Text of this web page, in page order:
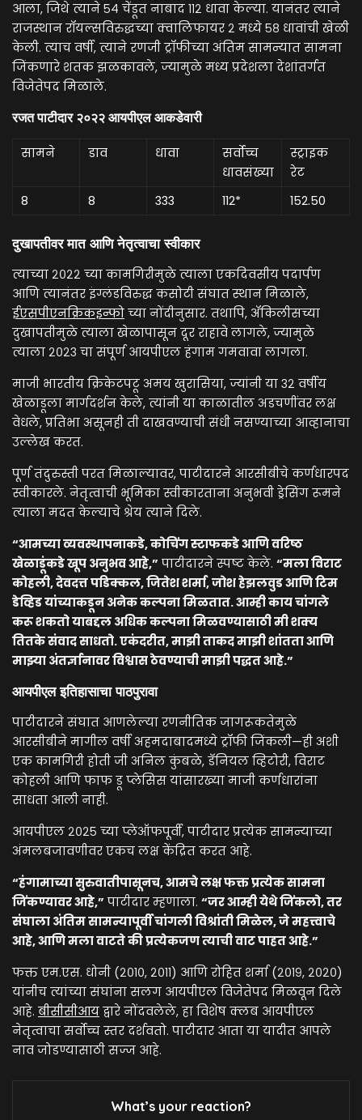
आला, जिथे त्याने ५४ चेंडूत नाबाद ११२ धावा केल्या. यानंतर त्याने
राजस्थान रॉयल्सविरुद्धच्या क्वालिफायर २ मध्ये ५८ धावांची खेळी
केली. त्याच वर्षी, त्याने रणजी ट्रॉफीच्या अंतिम सामन्यात सामना
जिंकणारे शतक झळकावले, ज्यामुळे मध्य प्रदेशला देशांतर्गत
विजेतेपद मिळाले.
रजत पाटीदार २०२२ आयपीएल आकडेवारी
सामने डाव धावा
सर्वोच्च
धावसंख्या
स्ट्राइक
रेट
8
8 333 112* 152.50
दुखापतीवर मात आणि नेतृत्वाचा स्वीकार
त्याच्या २०२२ च्या कामगिरीमुळे त्याला एकदिवसीय पदार्पण
आणि त्यानंतर इंग्लंडविरुद्ध कसोटी संघात स्थान मिळाले,
ईएसपीएनक्रिकइन्फो च्या नोंदीनुसार. तथापि, ॲकिलीसच्या
दुखापतीमुळे त्याला खेळापासून दूर राहावे लागले, ज्यामुळे
त्याला २०२३ चा संपूर्ण आयपीएल हंगाम गमवावा लागला.
माजी भारतीय क्रिकेटपटू अमय खुरासिया, ज्यांनी या ३२ वर्षीय
खेळाडूला मार्गदर्शन केले, त्यांनी या काळातील अडचणींवर लक्ष
वेधले, प्रतिभा असूनही ती दाखवण्याची संधी नसण्याच्या आव्हानाचा
उल्लेख करत.
पूर्ण तंदुरुस्ती परत मिळाल्यावर, पाटीदारने आरसीबीचे कर्णधारपद
स्वीकारले. नेतृत्वाची भूमिका स्वीकारताना अनुभवी ड्रेसिंग रूमने
त्याला मदत केल्याचे श्रेय त्याने दिले.
“आमच्या व्यवस्थापनाकडे, कोचिंग स्टाफकडे आणि वरिष्ठ
खेळाडूंकडे खूप अनुभव आहे,” पाटीदारने स्पष्ट केले. “मला विराट
कोहली, देवदत्त पडिक्कल, जितेश शर्मा, जोश हेझलवुड आणि टिम
डेव्हिड यांच्याकडून अनेक कल्पना मिळतात. आम्ही काय चांगले
करू शकतो याबद्दल अधिक कल्पना मिळवण्यासाठी मी शक्य
तितके संवाद साधतो. एकंदरीत, माझी ताकद माझी शांतता आणि
माझ्या अंतर्ज्ञानावर विश्वास ठेवण्याची माझी पद्धत आहे.”
आयपीएल इतिहासाचा पाठपुरावा
पाटीदारने संघात आणलेल्या रणनीतिक जागरूकतेमुळे
आरसीबीने मागील वर्षी अहमदाबादमध्ये ट्रॉफी जिंकली—ही अशी
एक कामगिरी होती जी अनिल कुंबळे, डॅनियल व्हिटोरी, विराट
कोहली आणि फाफ डू प्लेसिस यांसारख्या माजी कर्णधारांना
साधता आली नाही.
आयपीएल २०२५ च्या प्लेऑफपूर्वी, पाटीदार प्रत्येक सामन्याच्या
अंमलबजावणीवर एकच लक्ष केंद्रित करत आहे.
“हंगामाच्या सुरुवातीपासूनच, आमचे लक्ष फक्त प्रत्येक सामना
जिंकण्यावर आहे,” पाटीदार म्हणाला. “जर आम्ही येथे जिंकलो, तर
संघाला अंतिम सामन्यापूर्वी चांगली विश्रांती मिळेल, जे महत्त्वाचे
आहे, आणि मला वाटते की प्रत्येकजण त्याची वाट पाहत आहे.”
फक्त एम.एस. धोनी (२०१०, २०११) आणि रोहित शर्मा (२०१९, २०२०)
यांनीच त्यांच्या संघांना सलग आयपीएल विजेतेपद मिळवून दिले
आहे. बीसीसीआय द्वारे नोंदवलेले, हा विशेष क्लब आयपीएल
नेतृत्वाचा सर्वोच्च स्तर दर्शवतो. पाटीदार आता या यादीत आपले
नाव जोडण्यासाठी सज्ज आहे.
What’s your reaction?